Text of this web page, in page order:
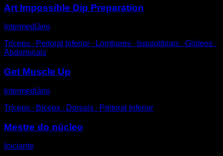
Art Impossible Dip Preparation
Intermediário
Tríceps ∙ Peitoral Inferior ∙ Lombares ∙ Isquiotibiais ∙ Glúteos ∙
Abdominais
Get Muscle Up
Intermediário
Tríceps ∙ Bíceps ∙ Dorsais ∙ Peitoral Inferior
Mestre do núcleo
Iniciante